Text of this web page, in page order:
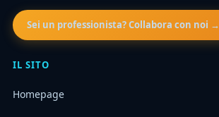
Sei un professionista? Collabora con noi →
IL SITO
Homepage